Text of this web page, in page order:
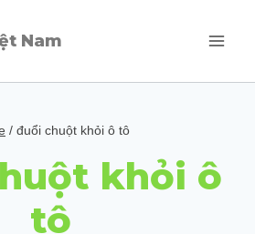
Nam
/ đuổi chuột khỏi ô tô
khỏi ô
tô